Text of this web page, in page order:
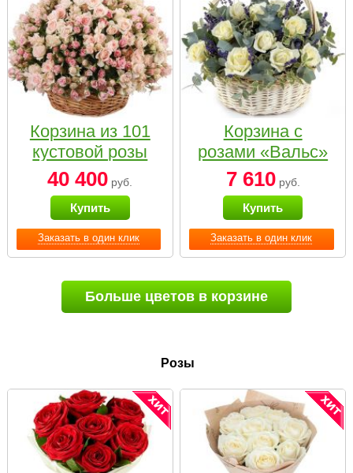
Заказать в один клик
Корзина из 101
кустовой розы
нежных тонов
40 400 руб.
Купить
Заказать в один клик
Корзина с
розами «Вальс»
7 610руб.
Купить
Больше цветов в корзине
Розы